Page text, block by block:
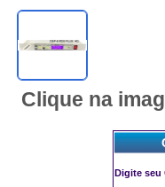
Clique na
Digite seu